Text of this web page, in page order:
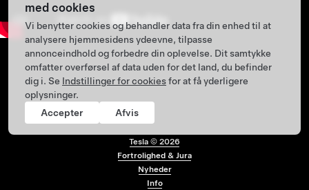
Sidefodsmenu
Tesla © 2026
Fortrolighed & Jura
Nyheder
Info
med cookies
Vi benytter cookies og behandler data fra din enhed til at
analysere hjemmesidens ydeevne, tilpasse
annonceindhold og forbedre din oplevelse. Dit samtykke
omfatter overførsel af data uden for det land, du befinder
dig i. Se Indstillinger for cookiesfor at få yderligere
oplysninger.
Accepter
Afvis